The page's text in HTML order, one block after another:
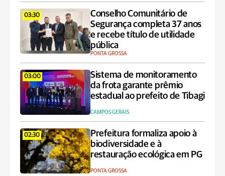
03:30
Conselho Comunitário de
Segurança completa 37 anos
e recebe título de utilidade
pública
PONTA GROSSA
03:00
Sistema de monitoramento
da frota garante prêmio
estadual ao prefeito de Tibagi
CAMPOS GERAIS
02:30
Prefeitura formaliza apoio à
biodiversidade e à
restauração ecológica em PG
PONTA GROSSA